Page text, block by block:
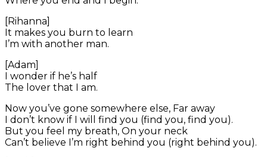
[Rihanna]
It makes you burn to learn
I’m with another man.
[Adam]
I wonder if he’s half
The lover that I am.
Now you’ve gone somewhere else, Far away
I don’t know if I will find you (find you, find you).
But you feel my breath, On your neck
Can’t believe I’m right behind you (right behind you).